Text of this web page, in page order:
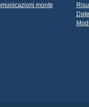
monte